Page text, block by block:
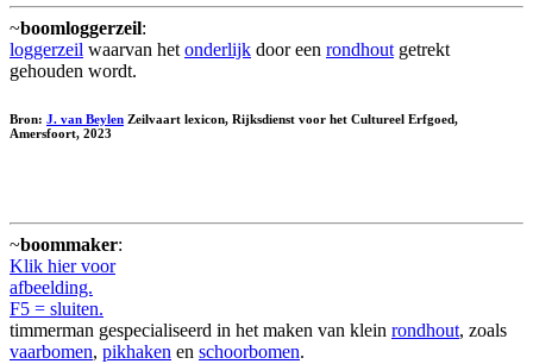
~boomloggerzeil:
loggerzeil waarvan het onderlijk door een rondhout getrekt
gehouden wordt.
Bron: J. van Beylen Zeilvaart lexicon, Rijksdienst voor het Cultureel Erfgoed,
Amersfoort, 2023
~boommaker:
Klik hier voor
afbeelding.
F5 = sluiten.
timmerman gespecialiseerd in het maken van klein rondhout, zoals
vaarbomen, pikhaken en schoorbomen.